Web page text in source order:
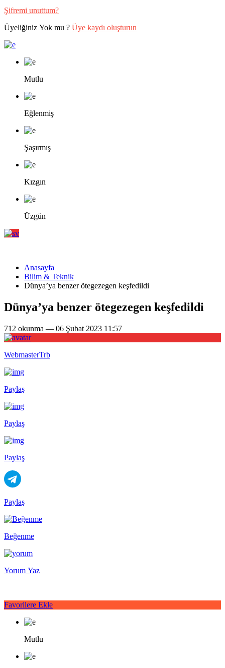
Şifremi unuttum?
Üyeliğiniz Yok mu ? Üye kaydı oluşturun
Mutlu
Eğlenmiş
Şaşırmış
Kızgın
Üzgün
Anasayfa
Bilim & Teknik
Dünya’ya benzer ötegezegen keşfedildi
Dünya’ya benzer ötegezegen keşfedildi
712 okunma — 06 Şubat 2023 11:57
WebmasterTrb
Paylaş
Paylaş
Paylaş
Paylaş
Beğenme
Yorum Yaz
Favorilere Ekle
Mutlu